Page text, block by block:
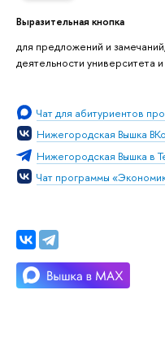
ыразительная кнопка
для предложений и
деятельности университета
Чат для абитуриентов
Нижегородская Вышка
Нижегородская Вышка в
Чат программы